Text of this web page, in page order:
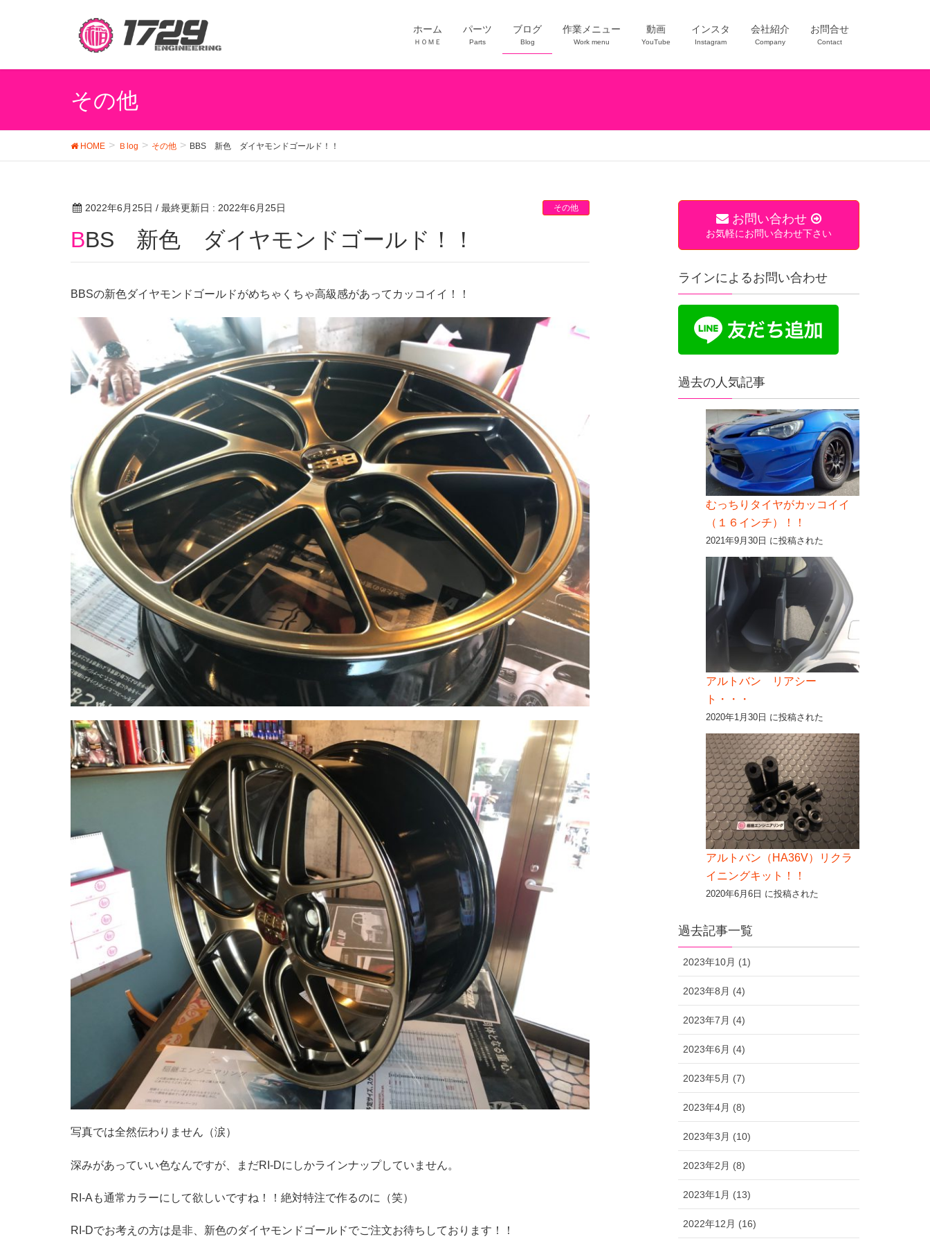
ホーム
ＨＯＭＥ
パーツ
Parts
ブログ
Blog
作業メニュー
Work menu
動画
YouTube
インスタ
Instagram
会社紹介
Company
お問合せ
Contact
その他
HOME Ｂlog その他 BBS 新色 ダイヤモンドゴールド！！
2022年6月25日 / 最終更新日 : 2022年6月25日 その他
BBS 新色 ダイヤモンドゴールド！！
BBSの新色ダイヤモンドゴールドがめちゃくちゃ高級感があってカッコイイ！！
写真では全然伝わりません（涙）
深みがあっていい色なんですが、まだRI-Dにしかラインナップしていません。
RI-Aも通常カラーにして欲しいですね！！絶対特注で作るのに（笑）
RI-Dでお考えの方は是非、新色のダイヤモンドゴールドでご注文お待ちしております！！
お問い合わせ
お気軽にお問い合わせ下さい
ラインによるお問い合わせ
過去の人気記事
むっちりタイヤがカッコイイ
（１６インチ）！！
2021年9月30日 に投稿された
アルトバン リアシー
ト・・・
2020年1月30日 に投稿された
アルトバン（HA36V）リクラ
イニングキット！！
2020年6月6日 に投稿された
過去記事一覧
2023年10月 (1)
2023年8月 (4)
2023年7月 (4)
2023年6月 (4)
2023年5月 (7)
2023年4月 (8)
2023年3月 (10)
2023年2月 (8)
2023年1月 (13)
2022年12月 (16)